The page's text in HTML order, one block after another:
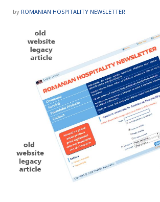
by ROMANIAN HOSPITALITY NEWSLETTER